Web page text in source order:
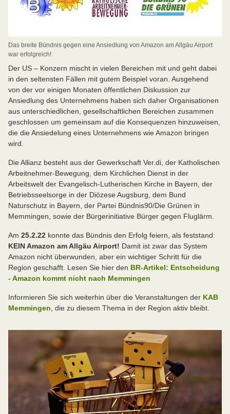
Das breite Bündnis gegen eine Ansiedlung von Amazon am Allgäu Airport
war erfolgreich!
Der US – Konzern mischt in vielen Bereichen mit und geht dabei
in den seltensten Fällen mit gutem Beispiel voran. Ausgehend
von der vor einigen Monaten öffentlichen Diskussion zur
Ansiedlung des Unternehmens haben sich daher Organisationen
aus unterschiedlichen, gesellschaftlichen Bereichen zusammen
geschlossen um gemeinsam auf die Konsequenzen hinzuweisen,
die die Ansiedelung eines Unternehmens wie Amazon bringen
wird.
Die Allianz besteht aus der Gewerkschaft Ver.di, der Katholischen
Arbeitnehmer-Bewegung, dem Kirchlichen Dienst in der
Arbeitswelt der Evangelisch-Lutherischen Kirche in Bayern, der
Betriebsseelsorge in der Diözese Augsburg, dem Bund
Naturschutz in Bayern, der Partei Bündnis90/Die Grünen in
Memmingen, sowie der Bürgerinitiative Bürger gegen Fluglärm.
Am 25.2.22 konnte das Bündnis den Erfolg feiern, als feststand:
KEIN Amazon am Allgäu Airport! Damit ist zwar das System
Amazon nicht überwunden, aber ein wichtiger Schritt für die
Region geschafft. Lesen Sie hier den BR-Artikel: Entscheidung
- Amazon kommt nicht nach Memmingen
Informieren Sie sich weiterhin über die Veranstaltungen der KAB
Memmingen , die zu diesem Thema in der Region aktiv bleibt.